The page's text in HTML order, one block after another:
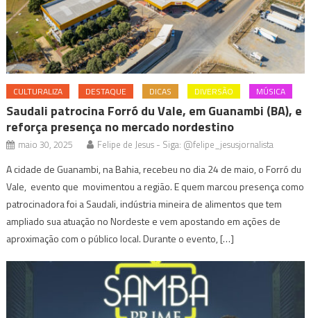
CULTURALIZA DESTAQUE DICAS DIVERSÃO MÚSICA
Saudali patrocina Forró du Vale, em Guanambi (BA), e
reforça presença no mercado nordestino
maio 30, 2025 Felipe de Jesus - Siga: @felipe_jesusjornalista
A cidade de Guanambi, na Bahia, recebeu no dia 24 de maio, o Forró du
Vale, evento que movimentou a região. E quem marcou presença como
patrocinadora foi a Saudali, indústria mineira de alimentos que tem
ampliado sua atuação no Nordeste e vem apostando em ações de
aproximação com o público local. Durante o evento, […]